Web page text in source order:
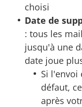
choisi
Date de
: tous les
jusqu'à une
date joue
Si l'envoi
défaut,
après